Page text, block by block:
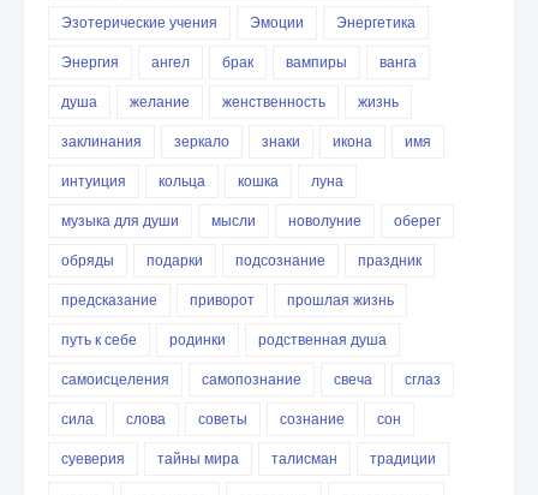
Эзотерические учения
Эмоции
Энергетика
Энергия
ангел брак вампиры
ванга
душа
желание женственность
жизнь
заклинания
зеркало знаки икона
имя
интуиция
кольца кошка
луна
музыка для души
мысли новолуние
оберег
обряды
подарки подсознание
праздник
предсказание
приворот
прошлая жизнь
путь к себе
родинки
родственная душа
самоисцеления
самопознание свеча
сглаз
сила
слова советы сознание
сон
суеверия
тайны мира талисман
традиции